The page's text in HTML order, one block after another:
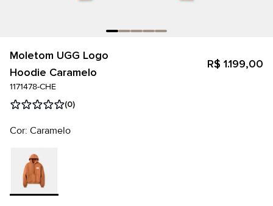
Moletom UGG Logo
Hoodie Caramelo
R$ 1.199,00
1171478-CHE
(0)
Cor: Caramelo